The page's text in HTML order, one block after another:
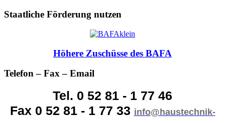
Staatliche Förderung nutzen
Höhere Zuschüsse des BAFA
Telefon – Fax – Email
Tel. 0 52 81 - 1 77 46
Fax 0 52 81 - 1 77 33 info@haustechnik-